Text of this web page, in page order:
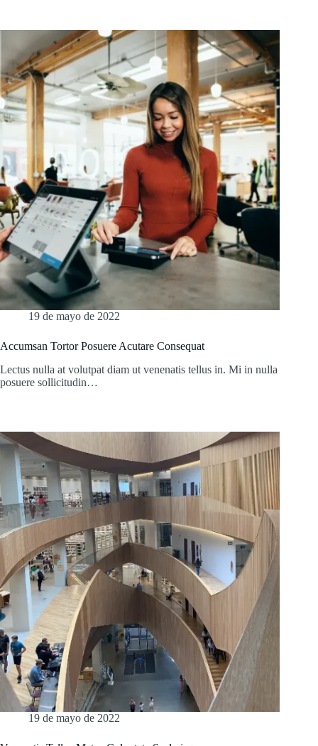
19 de mayo de 2022
Accumsan Tortor Posuere Acutare Consequat
Lectus nulla at volutpat diam ut venenatis tellus in. Mi in nulla
posuere sollicitudin…
19 de mayo de 2022